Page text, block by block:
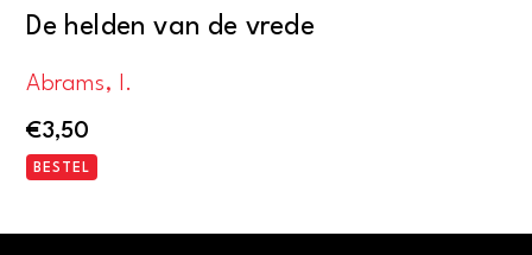
De helden van de vrede
Abrams, I.
€3,50
BESTEL